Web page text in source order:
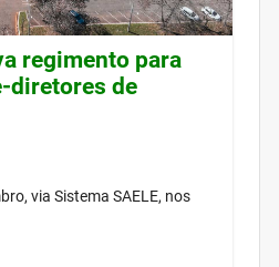
regimento para
diretores de
via Sistema SAELE, nos